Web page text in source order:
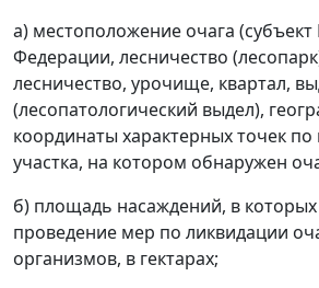
а) местоположение очага (субъект
Федерации, лесничество
лесничество, урочище, квартал,
(лесопатологический выдел),
координаты характерных точек
участка, на котором обнаружен
б) площадь насаждений, в которых
проведение мер по ликвидации
организмов, в гектарах;